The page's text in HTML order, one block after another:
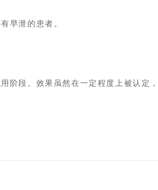
泄的患者。
段。效果虽然在一定程度上被认定